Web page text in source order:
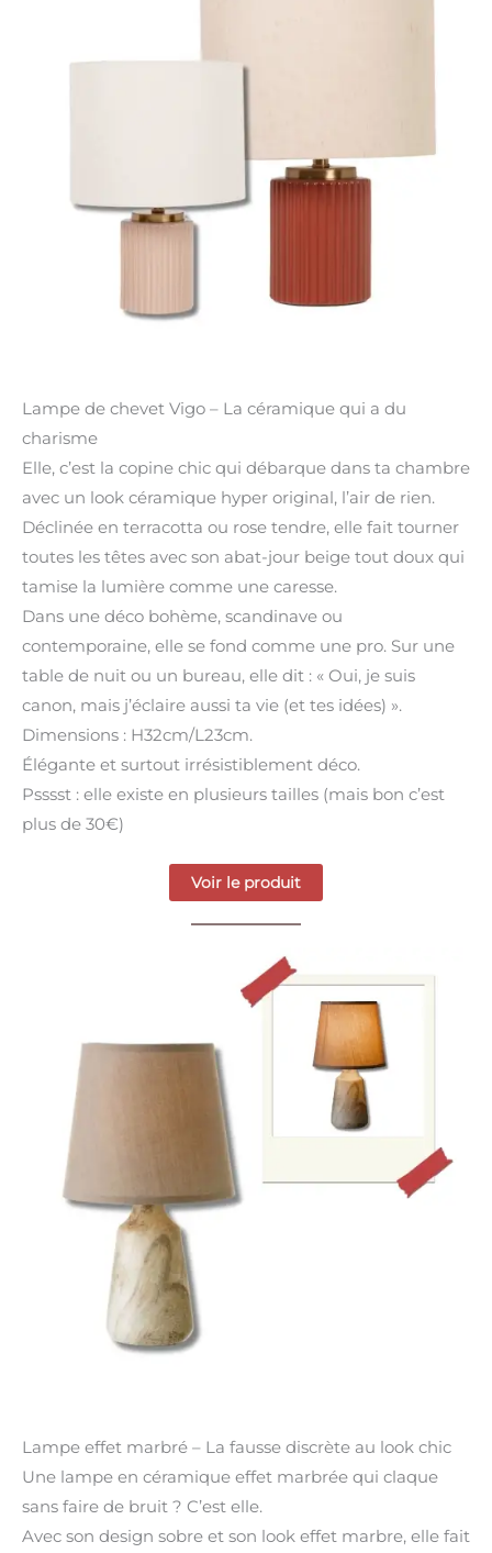
Lampe de chevet Vigo – La céramique qui a du
charisme
Elle, c’est la copine chic qui débarque dans ta chambre
avec un look céramique hyper original, l’air de rien.
Déclinée en terracotta ou rose tendre, elle fait tourner
toutes les têtes avec son abat-jour beige tout doux qui
tamise la lumière comme une caresse.
Dans une déco bohème, scandinave ou
contemporaine, elle se fond comme une pro. Sur une
table de nuit ou un bureau, elle dit : « Oui, je suis
canon, mais j’éclaire aussi ta vie (et tes idées) ».
Dimensions : H32cm/L23cm.
Élégante et surtout irrésistiblement déco.
Psssst : elle existe en plusieurs tailles (mais bon c’est
plus de 30€)
Voir le produit
Lampe effet marbré – La fausse discrète au look chic
Une lampe en céramique effet marbrée qui claque
sans faire de bruit ? C’est elle.
Avec son design sobre et son look effet marbre, elle fait